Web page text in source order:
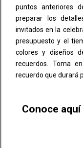
puntos anteriores
preparar los
invitados en la
presupuesto y el
colores y diseños
recuerdos. Toma
recuerdo que durará
Conoce